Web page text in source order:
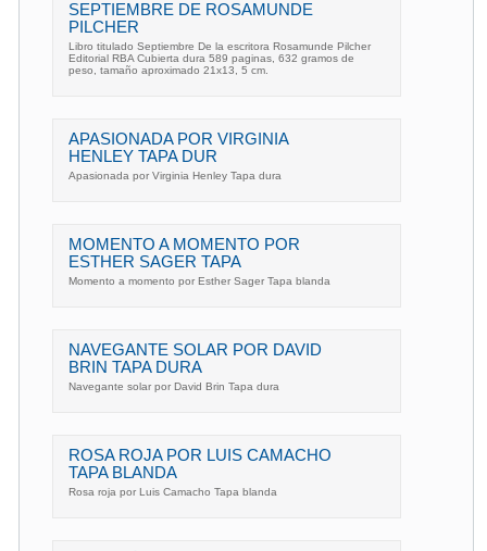
SEPTIEMBRE DE ROSAMUNDE
PILCHER
Libro titulado Septiembre De la escritora Rosamunde Pilcher
Editorial RBA Cubierta dura 589 paginas, 632 gramos de
peso, tamaño aproximado 21x13, 5 cm.
APASIONADA POR VIRGINIA
HENLEY TAPA DUR
Apasionada por Virginia Henley Tapa dura
MOMENTO A MOMENTO POR
ESTHER SAGER TAPA
Momento a momento por Esther Sager Tapa blanda
NAVEGANTE SOLAR POR DAVID
BRIN TAPA DURA
Navegante solar por David Brin Tapa dura
ROSA ROJA POR LUIS CAMACHO
TAPA BLANDA
Rosa roja por Luis Camacho Tapa blanda